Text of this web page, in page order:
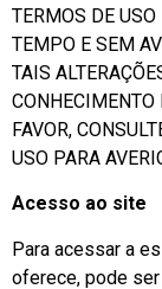
TERMOS DE
TEMPO E SEM
TAIS
CONHECIMENTO
FAVOR,
USO PARA
Acesso ao site
Para acessar a
oferece, pode